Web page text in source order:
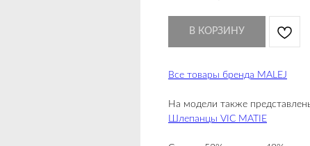
В КОРЗИНУ
Все товары бренда MALEJ
На модели также
Шлепанцы VIC MATIE